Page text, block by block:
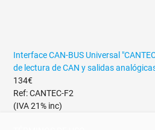
Interface CAN-BUS Universal
de lectura de CAN y salidas
134€
Ref: CANTEC-F2
(IVA 21% inc)